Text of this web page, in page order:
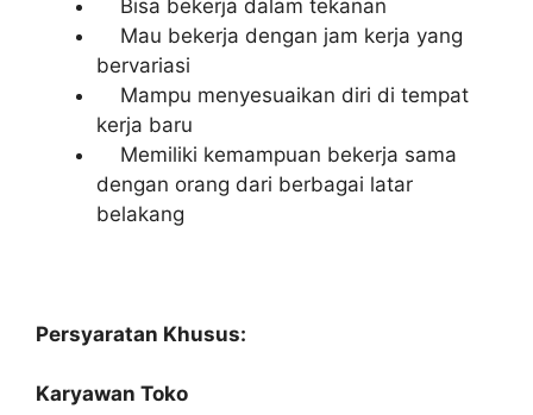
Bisa bekerja dalam tekanan
Mau bekerja dengan jam kerja yang
bervariasi
Mampu menyesuaikan diri di tempat
kerja baru
Memiliki kemampuan bekerja sama
dengan orang dari berbagai latar
belakang
Persyaratan Khusus:
Karyawan Toko